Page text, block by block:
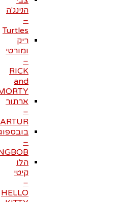
הנינג'ה
–
Turtles
ריק
ומורטי
–
RICK
and
ארתור
–
ARTUR
–
הלו
קיטי
–
HELLO